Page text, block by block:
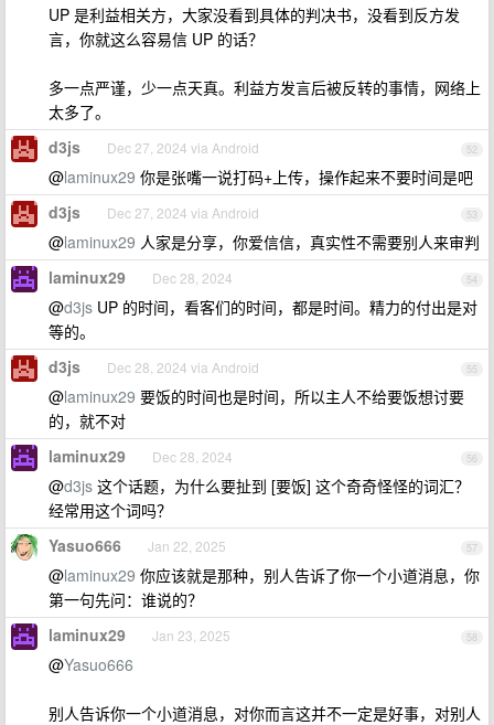
UP 是利益相关方，大家没看到具体的判决书，没看到反方发
言，你就这么容易信 UP 的话？
多一点严谨，少一点天真。利益方发言后被反转的事情，网络上
太多了。
52
d3js Dec 27, 2024 via Android
@laminux29 你是张嘴一说打码+上传，操作起来不要时间是吧
53
d3js Dec 27, 2024 via Android
@laminux29 人家是分享，你爱信信，真实性不需要别人来审判
54
laminux29 Dec 28, 2024
@d3js UP 的时间，看客们的时间，都是时间。精力的付出是对
等的。
55
d3js Dec 28, 2024 via Android
@laminux29 要饭的时间也是时间，所以主人不给要饭想讨要
的，就不对
56
laminux29 Dec 28, 2024
@d3js 这个话题，为什么要扯到 [要饭] 这个奇奇怪怪的词汇？
经常用这个词吗？
57
Yasuo666 Jan 22, 2025
@laminux29 你应该就是那种，别人告诉了你一个小道消息，你
第一句先问：谁说的？
58
laminux29 Jan 23, 2025
@Yasuo666
别人告诉你一个小道消息，对你而言这并不一定是好事，对别人